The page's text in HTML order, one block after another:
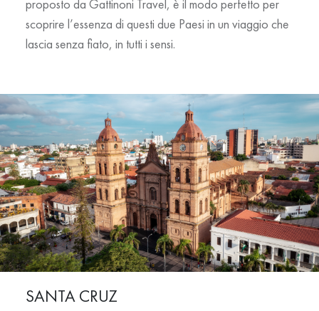
proposto da Gattinoni Travel, è il modo perfetto per
scoprire l’essenza di questi due Paesi in un viaggio che
lascia senza fiato, in tutti i sensi.
SANTA CRUZ